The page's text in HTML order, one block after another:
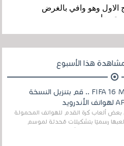
هذا الأسبوع
FIFA 16 MOD 2026 .. قم بتنزيل النسخة
بعض ألعاب كرة القدم للهواتف المحمولة
رسميًا بتشكيلات مُحدثة لموسم